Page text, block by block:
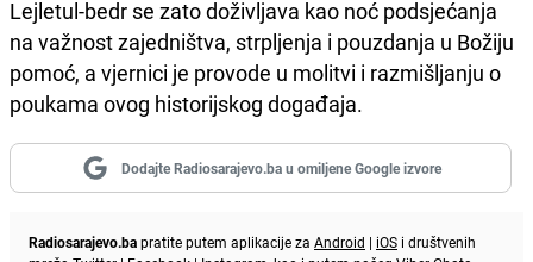
Lejletul-bedr se zato doživljava kao noć podsjećanja
na važnost zajedništva, strpljenja i pouzdanja u Božiju
pomoć, a vjernici je provode u molitvi i razmišljanju o
poukama ovog historijskog događaja.
Dodajte Radiosarajevo.ba u omiljene Google izvore
Radiosarajevo.bapratite putem aplikacije za Android | iOS i društvenih